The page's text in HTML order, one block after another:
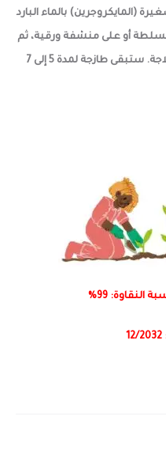
(المايكروجرين) بالماء البارد
أو على منشفة ورقية، ثم
خزّنها في وعاء محكم الإغلاق في الثلاجة. ستبقى طازجة لمدة 5 إلى 7